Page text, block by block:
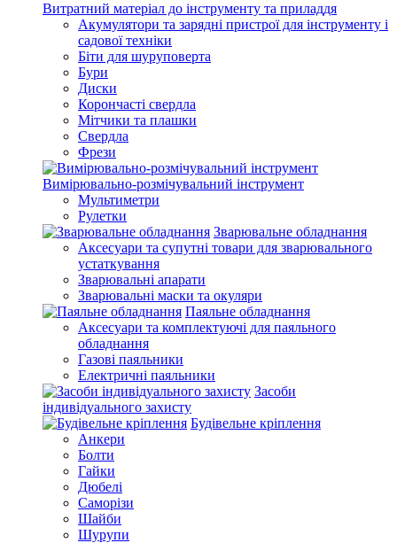
Витратний матеріал до інструменту та приладдя
Акумулятори та зарядні пристрої для інструменту і
садової техніки
Біти для шуруповерта
Бури
Диски
Корончасті свердла
Мітчики та плашки
Свердла
Фрези
Вимірювально-розмічувальний інструмент
Мультиметри
Рулетки
Зварювальне обладнання
Аксесуари та супутні товари для зварювального
устаткування
Зварювальні апарати
Зварювальні маски та окуляри
Паяльне обладнання
Аксесуари та комплектуючі для паяльного
обладнання
Газові паяльники
Електричні паяльники
Засоби
індивідуального захисту
Будівельне кріплення
Анкери
Болти
Гайки
Дюбелі
Саморізи
Шайби
Шурупи